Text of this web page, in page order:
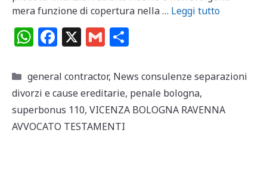
mera funzione di copertura nella … Leggi tutto
W
at
s
A
p
F
c
e
b
o
X G
ai
l
n
di
vi
Categorie
general contractor, News consulenze separazioni
divorzi e cause ereditarie, penale bologna,
superbonus 110, VICENZA BOLOGNA RAVENNA
AVVOCATO TESTAMENTI